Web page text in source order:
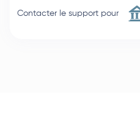
Contacter le support pour